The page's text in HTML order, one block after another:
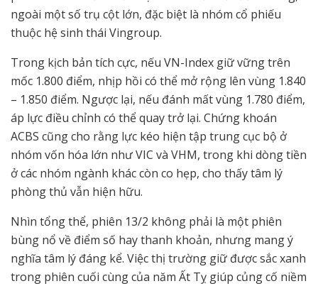
ngoài một số trụ cột lớn, đặc biệt là nhóm cổ phiếu
thuộc hệ sinh thái Vingroup.
Trong kịch bản tích cực, nếu VN-Index giữ vững trên
mốc 1.800 điểm, nhịp hồi có thể mở rộng lên vùng 1.840
– 1.850 điểm. Ngược lại, nếu đánh mất vùng 1.780 điểm,
áp lực điều chỉnh có thể quay trở lại. Chứng khoán
ACBS cũng cho rằng lực kéo hiện tập trung cục bộ ở
nhóm vốn hóa lớn như VIC và VHM, trong khi dòng tiền
ở các nhóm ngành khác còn co hẹp, cho thấy tâm lý
phòng thủ vẫn hiện hữu.
Nhìn tổng thể, phiên 13/2 không phải là một phiên
bùng nổ về điểm số hay thanh khoản, nhưng mang ý
nghĩa tâm lý đáng kể. Việc thị trường giữ được sắc xanh
trong phiên cuối cùng của năm Ất Tỵ giúp củng cố niềm